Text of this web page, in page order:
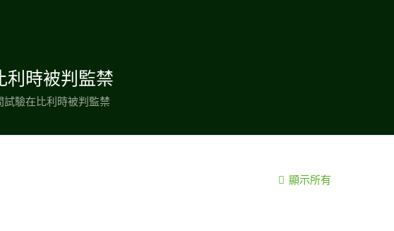
利時被判監禁
試驗在比利時被判監禁
顯示所有